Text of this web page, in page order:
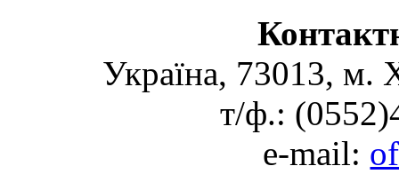
Україна, 73013, м.
т/ф.:
e-mail: